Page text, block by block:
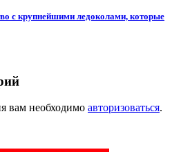
с крупнейшими ледоколами, которые
вам необходимо авторизоваться.